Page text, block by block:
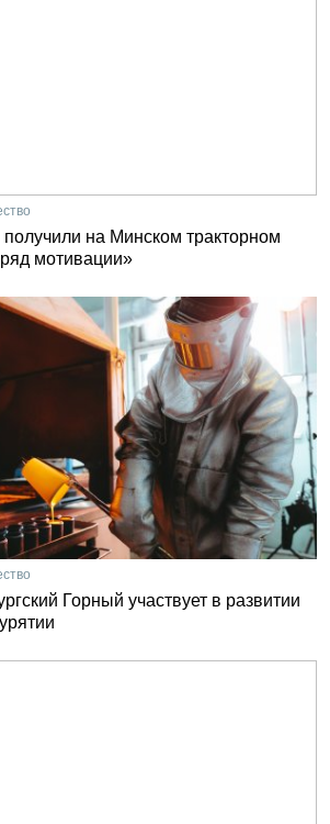
на Минском тракторном
мотивации»
Горный участвует в развитии